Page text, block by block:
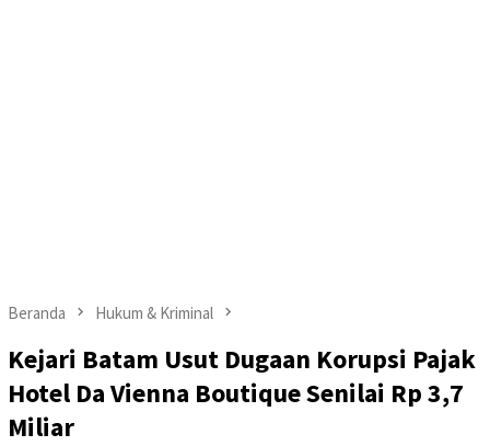
Beranda Hukum & Kriminal
Kejari Batam Usut Dugaan Korupsi Pajak
Hotel Da Vienna Boutique Senilai Rp 3,7
Miliar